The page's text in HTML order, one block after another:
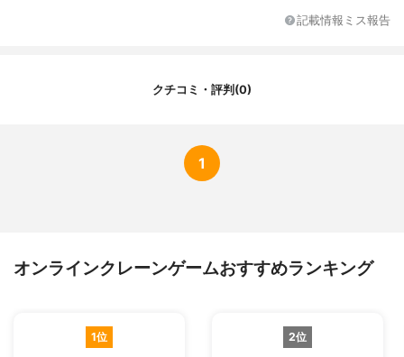
記載情報ミス報告
クチコミ・評判(0)
1
オンラインクレーンゲームおすすめランキング
1位 2位